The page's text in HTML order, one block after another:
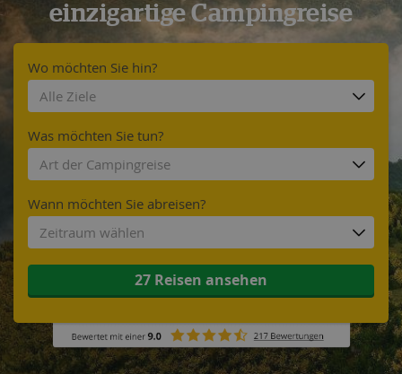
einzigartige Campingreise
Wo möchten Sie hin?
Alle Ziele
Was möchten Sie tun?
Art der Campingreise
Wann möchten Sie abreisen?
Zeitraum wählen
27 Reisen ansehen